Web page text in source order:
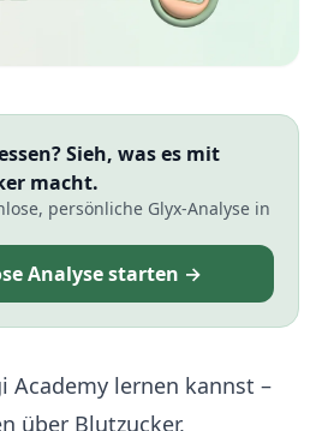
Sieh, was es mit
macht.
persönliche Glyx-Analyse in
Analyse starten →
Academy lernen kannst –
über Blutzucker,